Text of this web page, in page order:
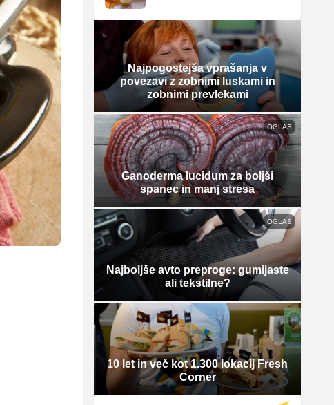
Najpogostejša vprašanja v
povezavi z zobnimi luskami in
zobnimi prevlekami
OGLAS
Ganoderma lucidum za boljši
spanec in manj stresa
OGLAS
Najboljše avto preproge: gumijaste
ali tekstilne?
10 let in več kot 1.300 lokacij Fresh
Corner